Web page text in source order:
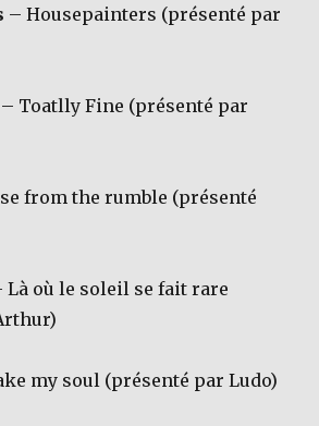
– Housepainters (présenté par
– Toatlly Fine (présenté par
from the rumble (présenté
Là où le soleil se fait rare
my soul (présenté par Ludo)